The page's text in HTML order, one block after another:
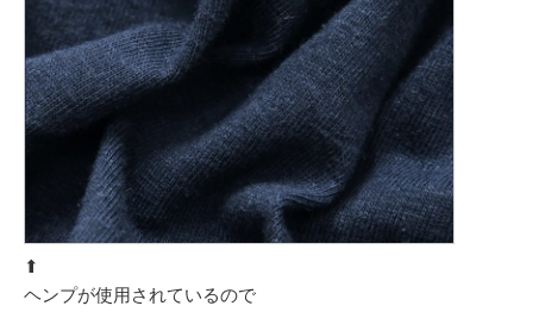
⬆︎
ヘンプが使用されているので